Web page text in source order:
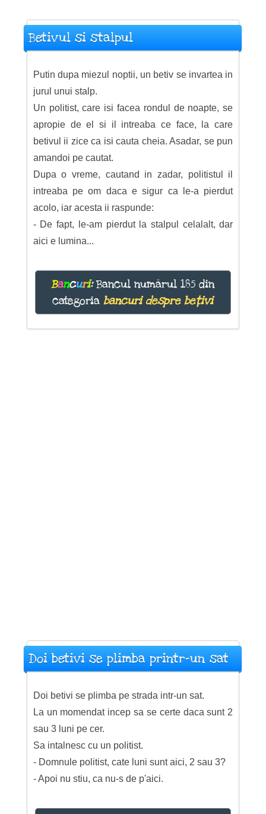
Betivul si stalpul
Putin dupa miezul noptii, un betiv se invartea in
jurul unui stalp.
Un politist, care isi facea rondul de noapte, se
apropie de el si il intreaba ce face, la care
betivul ii zice ca isi cauta cheia. Asadar, se pun
amandoi pe cautat.
Dupa o vreme, cautand in zadar, politistul il
intreaba pe om daca e sigur ca le-a pierdut
acolo, iar acesta ii raspunde:
- De fapt, le-am pierdut la stalpul celalalt, dar
aici e lumina...
Bancuri:Bancul numărul 185 din
categoriabancuri despre bețivi
Doi betivi se plimba printr-un sat
Doi betivi se plimba pe strada intr-un sat.
La un momendat incep sa se certe daca sunt 2
sau 3 luni pe cer.
Sa intalnesc cu un politist.
- Domnule politist, cate luni sunt aici, 2 sau 3?
- Apoi nu stiu, ca nu-s de p'aici.